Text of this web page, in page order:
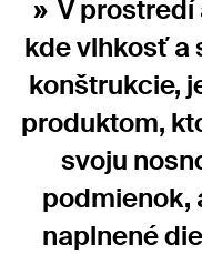
V prostredí
kde vlhkosť a
konštrukcie,
produktom,
svoju
podmienok,
naplnené